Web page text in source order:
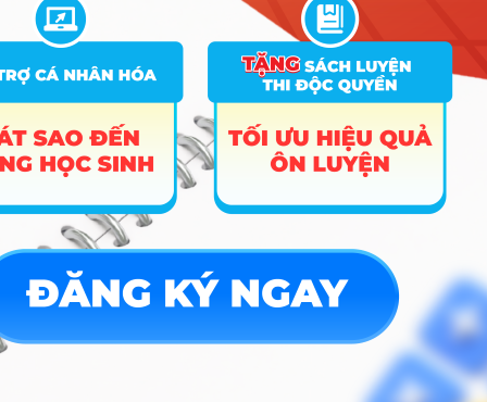
Điều phối viên/Trợ lý giám tuyển
(Curator):Lên ý tưởng, sắp xếp triển lãm và
làm việc trực tiếp với nghệ sĩ để tổ chức các
buổi trình diễn nghệ thuật – Mức lương khởi
điểm tham khảo: 10 – 15 triệu/tháng.
Chuyên viên truyền thông/Nội dung cho
các thương hiệu sáng tạo: Viết bài, xây
dựng chiến dịch quảng bá cho các dòng sản
phẩm nghệ thuật, thời trang hoặc các dự án
văn hóa của doanh nghiệp – Mức lương khởi
điểm tham khảo: 9 – 14 triệu/tháng.
TIẾP THEO
Ngành Công nghệ kỹ thuật môi trường là gì? Điểm chuẩn & Cơ hội việc làm 2026